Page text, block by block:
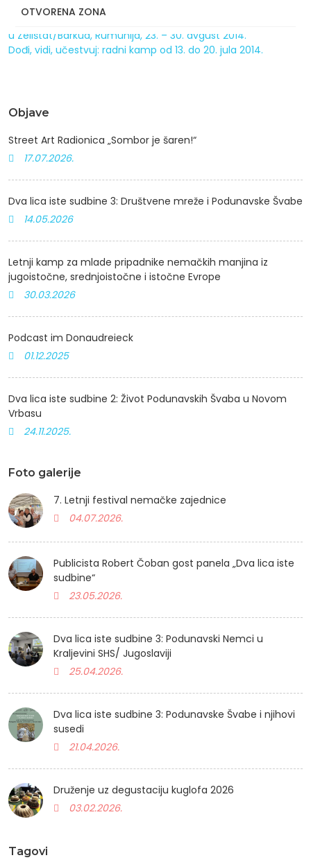
OTVORENA ZONA
u Zelištat/Barkud, Rumunija, 23. – 30. avgust 2014.
Dođi, vidi, učestvuj: radni kamp od 13. do 20. jula 2014.
Objave
Street Art Radionica „Sombor je šaren!“
17.07.2026.
Dva lica iste sudbine 3: Društvene mreže i Podunavske Švabe
14.05.2026
Letnji kamp za mlade pripadnike nemačkih manjina iz
jugoistočne, srednjoistočne i istočne Evrope
30.03.2026
Podcast im Donaudreieck
01.12.2025
Dva lica iste sudbine 2: Život Podunavskih Švaba u Novom
Vrbasu
24.11.2025.
Foto galerije
7. Letnji festival nemačke zajednice
04.07.2026.
Publicista Robert Čoban gost panela „Dva lica iste
sudbine“
23.05.2026.
Dva lica iste sudbine 3: Podunavski Nemci u
Kraljevini SHS/ Jugoslaviji
25.04.2026.
Dva lica iste sudbine 3: Podunavske Švabe i njihovi
susedi
21.04.2026.
Druženje uz degustaciju kuglofa 2026
03.02.2026.
Tagovi